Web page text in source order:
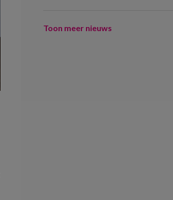
Toon meer nieuws